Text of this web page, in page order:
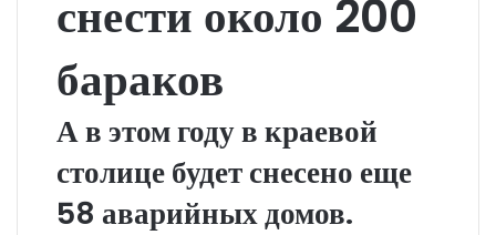
снести около 200
бараков
А в этом году в краевой
столице будет снесено еще
58 аварийных домов.